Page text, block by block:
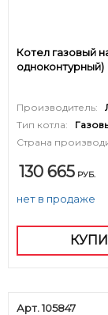
Котел газовый
одноконтурный)
Производитель:
Тип котла:
Страна
130 665 РУБ.
нет в продаже
Арт. 105847